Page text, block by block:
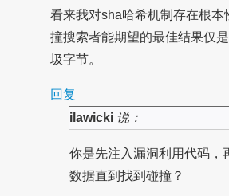
看来我对sha哈希机制存在根本
撞搜索者能期望的最佳结果仅
圾字节。
回复
ilawicki说：
你是先注入漏洞利用代码，
数据直到找到碰撞？